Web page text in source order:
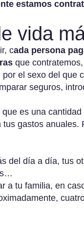
estamos
vida
cada persona
que contratemos,
el sexo del que
seguros,
es una
gastos anuales.
del día a día, tus
a tu familia, en